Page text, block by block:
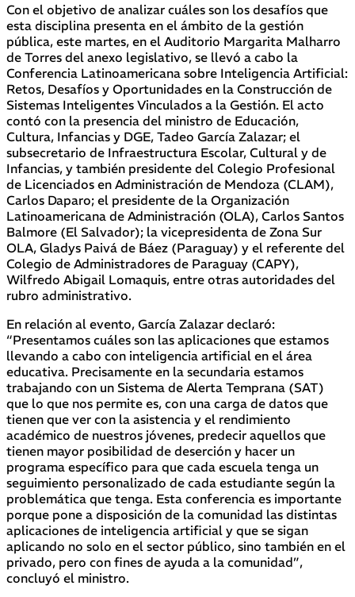
Con el objetivo de analizar cuáles son los desafíos que
esta disciplina presenta en el ámbito de la gestión
pública, este martes, en el Auditorio Margarita Malharro
de Torres del anexo legislativo, se llevó a cabo la
Conferencia Latinoamericana sobre Inteligencia Artificial:
Retos, Desafíos y Oportunidades en la Construcción de
Sistemas Inteligentes Vinculados a la Gestión. El acto
contó con la presencia del ministro de Educación,
Cultura, Infancias y DGE, Tadeo García Zalazar; el
subsecretario de Infraestructura Escolar, Cultural y de
Infancias, y también presidente del Colegio Profesional
de Licenciados en Administración de Mendoza (CLAM),
Carlos Daparo; el presidente de la Organización
Latinoamericana de Administración (OLA), Carlos Santos
Balmore (El Salvador); la vicepresidenta de Zona Sur
OLA, Gladys Paivá de Báez (Paraguay) y el referente del
Colegio de Administradores de Paraguay (CAPY),
Wilfredo Abigail Lomaquis, entre otras autoridades del
rubro administrativo.
En relación al evento, García Zalazar declaró:
“Presentamos cuáles son las aplicaciones que estamos
llevando a cabo con inteligencia artificial en el área
educativa. Precisamente en la secundaria estamos
trabajando con un Sistema de Alerta Temprana (SAT)
que lo que nos permite es, con una carga de datos que
tienen que ver con la asistencia y el rendimiento
académico de nuestros jóvenes, predecir aquellos que
tienen mayor posibilidad de deserción y hacer un
programa específico para que cada escuela tenga un
seguimiento personalizado de cada estudiante según la
problemática que tenga. Esta conferencia es importante
porque pone a disposición de la comunidad las distintas
aplicaciones de inteligencia artificial y que se sigan
aplicando no solo en el sector público, sino también en el
privado, pero con fines de ayuda a la comunidad”,
concluyó el ministro.